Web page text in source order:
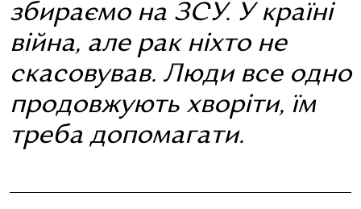
збираємо на ЗСУ. У країні
війна, але рак ніхто не
скасовував. Люди все одно
продовжують хворіти, їм
треба допомагати.